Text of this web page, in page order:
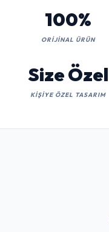
100%
ORIJINAL ÜRÜN
Size Özel
KIŞIYE ÖZEL TASARIM